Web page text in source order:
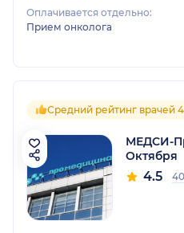
Оплачивается отдельно:
Прием онколога
Средний рейтинг врачей
МЕДСИ-
Октября
4.5